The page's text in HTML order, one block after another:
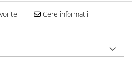
Cere informatii